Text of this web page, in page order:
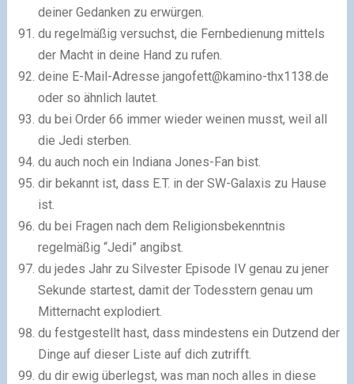
deiner Gedanken zu erwürgen.
du regelmäßig versuchst, die Fernbedienung mittels
der Macht in deine Hand zu rufen.
deine E-Mail-Adresse jangofett@kamino-thx1138.de
oder so ähnlich lautet.
du bei Order 66 immer wieder weinen musst, weil all
die Jedi sterben.
du auch noch ein Indiana Jones-Fan bist.
dir bekannt ist, dass E.T. in der SW-Galaxis zu Hause
ist.
du bei Fragen nach dem Religionsbekenntnis
regelmäßig “Jedi” angibst.
du jedes Jahr zu Silvester Episode IV genau zu jener
Sekunde startest, damit der Todesstern genau um
Mitternacht explodiert.
du festgestellt hast, dass mindestens ein Dutzend der
Dinge auf dieser Liste auf dich zutrifft.
du dir ewig überlegst, was man noch alles in diese